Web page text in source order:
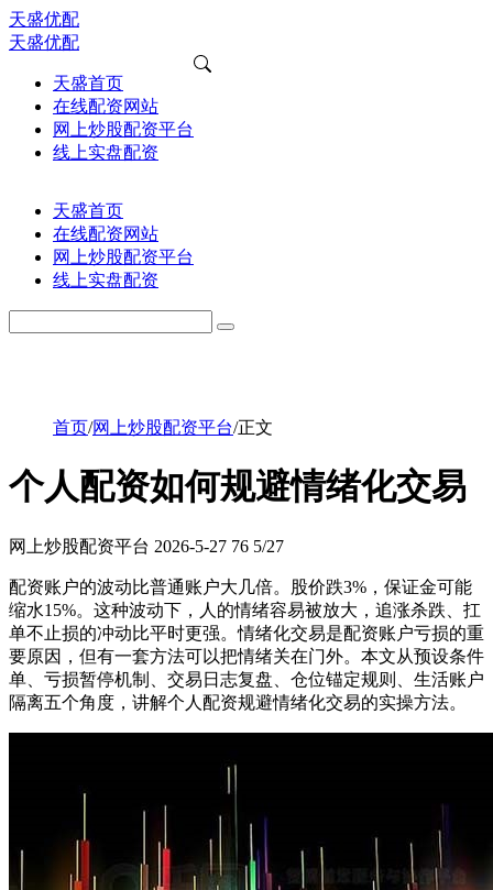
天盛优配
天盛优配
天盛首页
在线配资网站
网上炒股配资平台
线上实盘配资
天盛首页
在线配资网站
网上炒股配资平台
线上实盘配资
首页/网上炒股配资平台/正文
个人配资如何规避情绪化交易
网上炒股配资平台 2026-5-27 76 5/27
配资账户的波动比普通账户大几倍。股价跌3%，保证金可能
缩水15%。这种波动下，人的情绪容易被放大，追涨杀跌、扛
单不止损的冲动比平时更强。情绪化交易是配资账户亏损的重
要原因，但有一套方法可以把情绪关在门外。本文从预设条件
单、亏损暂停机制、交易日志复盘、仓位锚定规则、生活账户
隔离五个角度，讲解个人配资规避情绪化交易的实操方法。